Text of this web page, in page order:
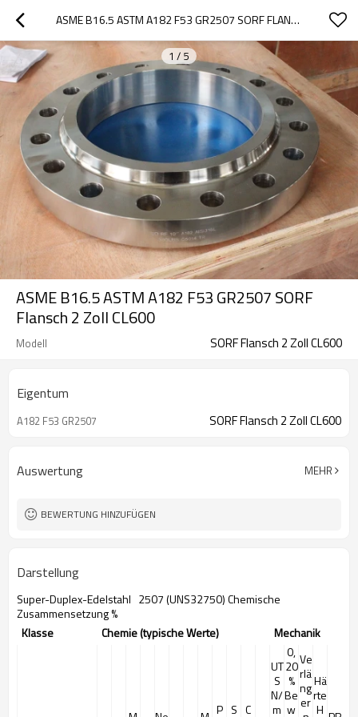
ASME B16.5 ASTM A182 F53 GR2507 SORF FLANSCH 2 ZOLL CL600
1 / 5
ASME B16.5 ASTM A182 F53 GR2507 SORF
Flansch 2 Zoll CL600
Modell SORF Flansch 2 Zoll CL600
Eigentum
A182 F53 GR2507 SORF Flansch 2 Zoll CL600
Auswertung MEHR
BEWERTUNG HINZUFÜGEN
Darstellung
Super-Duplex-Edelstahl 2507 (UNS32750)Chemische
Zusammensetzung %
Klasse
Chemie (typische Werte) Mechanik
P S C
UT
S
N/
m
0,
20
%
Be
w
Ve
rlä
ng
er
Hä
rte
H